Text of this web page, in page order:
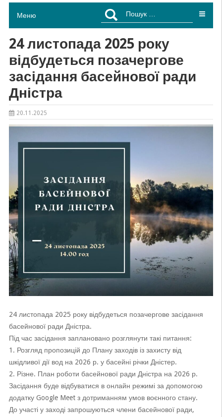
Меню
Пошук:
24 листопада 2025 року
відбудеться позачергове
засідання басейнової ради
Дністра
20.11.2025
24 листопада 2025 року відбудеться позачергове засідання
басейнової ради Дністра.
Під час засідання заплановано розглянути такі питання:
1. Розгляд пропозицій до Плану заходів із захисту від
шкідливої дії вод на 2026 р. у басейні річки Дністер.
2. Різне. План роботи басейнової ради Дністра на 2026 р.
Засідання буде відбуватися в онлайн режимі за допомогою
додатку Google Meet з дотриманням умов воєнного стану.
До участі у заході запрошуються члени басейнової ради,